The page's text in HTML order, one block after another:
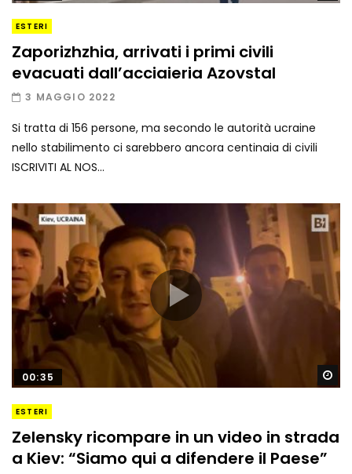
ESTERI
Zaporizhzhia, arrivati i primi civili
evacuati dall’acciaieria Azovstal
3 MAGGIO 2022
Si tratta di 156 persone, ma secondo le autorità ucraine
nello stabilimento ci sarebbero ancora centinaia di civili
ISCRIVITI AL NOS...
00:35
ESTERI
Zelensky ricompare in un video in strada
a Kiev: “Siamo qui a difendere il Paese”